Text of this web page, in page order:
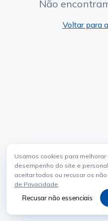
Usamos cookies para
desempenho do site e
aceitar todos ou recusar os
de Privacidade.
Recusar não essenciais
Não
Voltar para